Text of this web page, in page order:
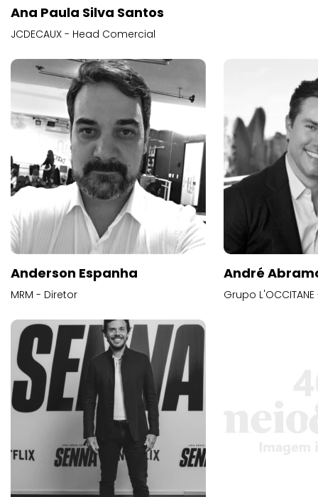
Ana Paula Silva Santos
JCDECAUX - Head Comercial
Anderson Espanha
MRM - Diretor
André
Grupo